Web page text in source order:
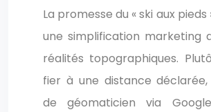
La promesse du « ski aux
une simplification marketing
réalités topographiques.
fier à une distance déclarée,
de géomaticien via